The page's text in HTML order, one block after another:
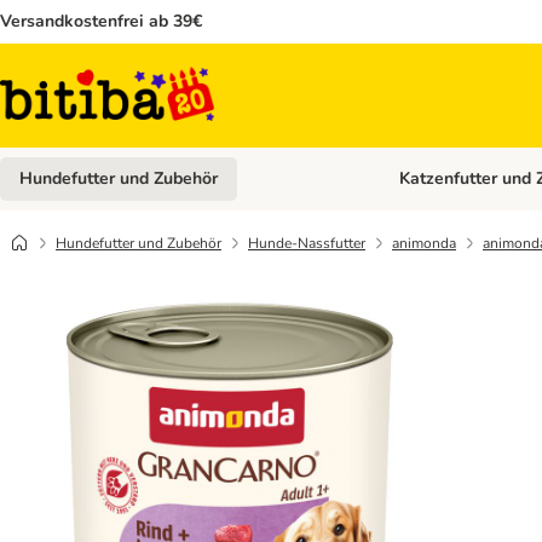
Versandkostenfrei ab 39€
Hundefutter und Zubehör Kategorie-Menü
Katzenfutter und
Hundefutter und Zubehör Hunde-Nassfutter animonda